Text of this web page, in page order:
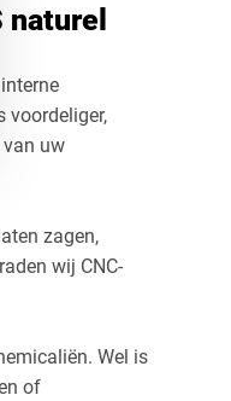
voordeliger,
uw
zagen,
wij CNC-
Wel is
of